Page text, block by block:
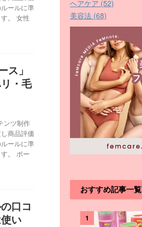
ールに準
。 女性
ス」
・毛
ンツ制作
商品評価
ールに準
。 ポー
口コ
い
ヘアケア (52)
美容法 (68)
おすすめ記事一覧
1